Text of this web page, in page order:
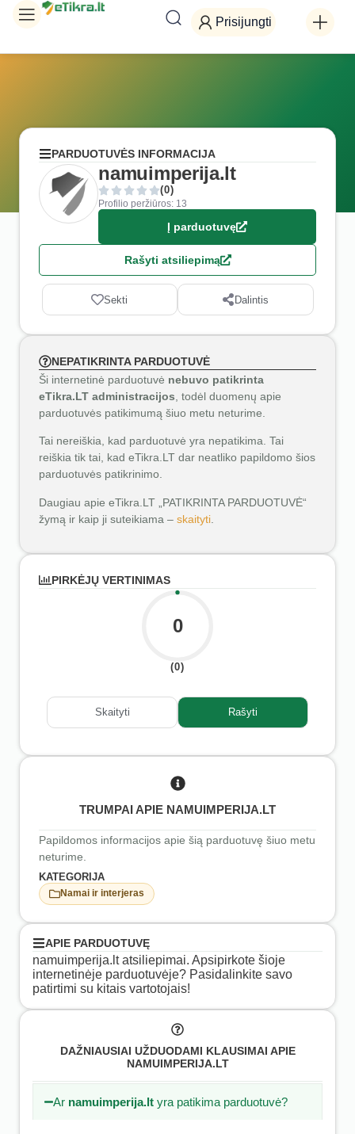
Prisijungti
PARDUOTUVĖS INFORMACIJA
namuimperija.lt
(0)
Profilio peržiūros: 13
Į parduotuvę
Rašyti atsiliepimą
Sekti Dalintis
NEPATIKRINTA PARDUOTUVĖ
Ši internetinė parduotuvė nebuvo patikrinta
eTikra.LT administracijos , todėl duomenų apie
parduotuvės patikimumą šiuo metu neturime.
Tai nereiškia, kad parduotuvė yra nepatikima. Tai
reiškia tik tai, kad eTikra.LT dar neatliko papildomo šios
parduotuvės patikrinimo.
Daugiau apie eTikra.LT „PATIKRINTA PARDUOTUVĖ“
žymą ir kaip ji suteikiama – skaityti
PIRKĖJŲ VERTINIMAS
0
(0)
Skaityti Rašyti
TRUMPAI APIE NAMUIMPERIJA.LT
Papildomos informacijos apie šią parduotuvę šiuo metu
neturime.
KATEGORIJA
Namai ir interjeras
APIE PARDUOTUVĘ
namuimperija.lt atsiliepimai. Apsipirkote šioje
internetinėje parduotuvėje? Pasidalinkite savo
patirtimi su kitais vartotojais!
DAŽNIAUSIAI UŽDUODAMI KLAUSIMAI APIE
NAMUIMPERIJA.LT
Ar namuimperija.lt yra patikima parduotuvė?